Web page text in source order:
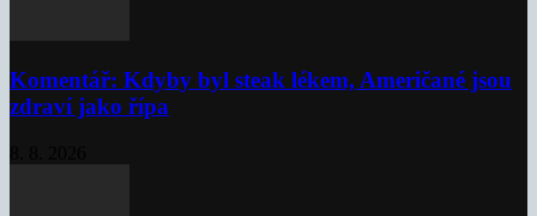
Komentář: Kdyby byl steak lékem, Američané jsou
zdraví jako řípa